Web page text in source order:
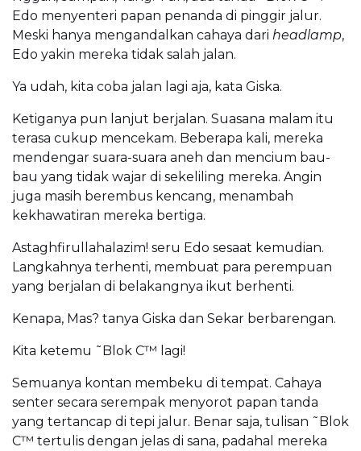
Edo menyenteri papan penanda di pinggir jalur.
Meski hanya mengandalkan cahaya dari headlamp,
Edo yakin mereka tidak salah jalan.
Ya udah, kita coba jalan lagi aja, kata Giska.
Ketiganya pun lanjut berjalan. Suasana malam itu
terasa cukup mencekam. Beberapa kali, mereka
mendengar suara-suara aneh dan mencium bau-
bau yang tidak wajar di sekeliling mereka. Angin
juga masih berembus kencang, menambah
kekhawatiran mereka bertiga.
Astaghfirullahalazim! seru Edo sesaat kemudian.
Langkahnya terhenti, membuat para perempuan
yang berjalan di belakangnya ikut berhenti.
Kenapa, Mas? tanya Giska dan Sekar berbarengan.
Kita ketemu ˜Blok C™ lagi!
Semuanya kontan membeku di tempat. Cahaya
senter secara serempak menyorot papan tanda
yang tertancap di tepi jalur. Benar saja, tulisan ˜Blok
C™ tertulis dengan jelas di sana, padahal mereka